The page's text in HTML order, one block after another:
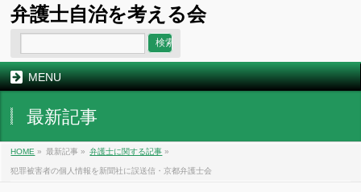
弁護士自治を考える会
MENU
最新記事
HOME » 最新記事 » 弁護士に関する記事 »
犯罪被害者の個人情報を新聞社に誤送信・京都弁護士会